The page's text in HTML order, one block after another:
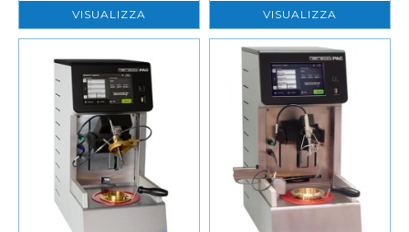
VISUALIZZA VISUALIZZA